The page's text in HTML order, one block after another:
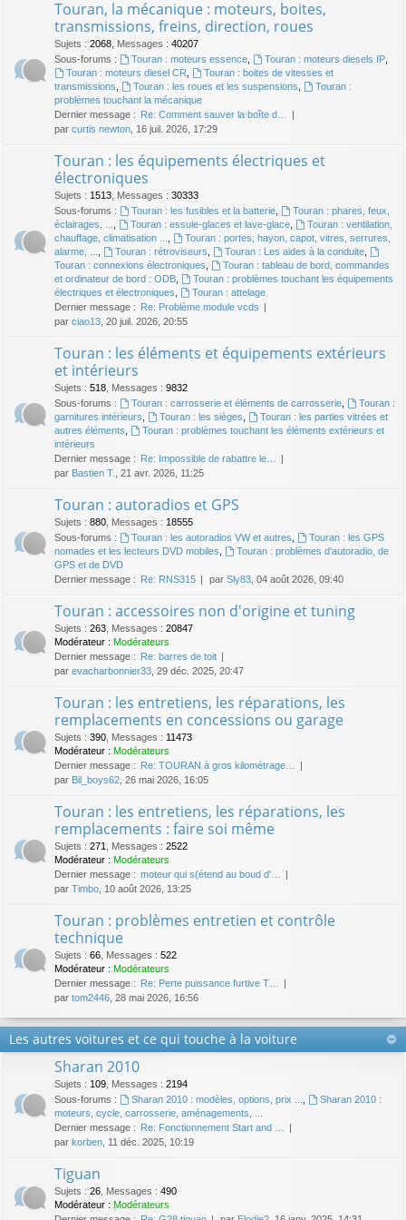
Touran, la mécanique : moteurs, boites,
transmissions, freins, direction, roues
Sujets : 2068 Messages : 40207
Sous-forums :
Touran : moteurs essence, Touran : moteurs diesels IP,
Touran : moteurs diesel CR
Touran : boites de vitesses et
transmissions
Touran : les roues et les suspensions
Touran :
problèmes touchant la mécanique
Dernier message :
Re: Comment sauver la boîte d…
par curtis newton , 16 juil. 2026, 17:29
Touran : les équipements électriques et
électroniques
Sujets : 1513 Messages : 30333
Sous-forums :
Touran : les fusibles et la batterie,
Touran : phares, feux,
éclairages, ...
Touran : essuie-glaces et lave-glace,
Touran : ventilation,
chauffage, climatisation ...
Touran : portes, hayon, capot, vitres, serrures,
alarme, ...
Touran : rétroviseurs Touran : Les aides à la conduite,
Touran : connexions électroniques
Touran : tableau de bord, commandes
et ordinateur de bord : ODB
Touran : problèmes touchant les équipements
électriques et électroniques
Touran : attelage
Dernier message :
Re: Problème module vcds
par ciao13 , 20 juil. 2026, 20:55
Touran : les éléments et équipements extérieurs
et intérieurs
Sujets : 518 Messages : 9832
Sous-forums :
Touran : carrosserie et éléments de carrosserie,
Touran :
garnitures intérieurs
Touran : les sièges
Touran : les parties vitrées et
autres éléments
Touran : problèmes touchant les éléments extérieurs et
intérieurs
Dernier message :
Re: Impossible de rabattre le…
par Bastien T. , 21 avr. 2026, 11:25
Touran : autoradios et GPS
Sujets : 880 Messages : 18555
Sous-forums :
Touran : les autoradios VW et autres
Touran : les GPS
nomades et les lecteurs DVD mobiles
Touran : problèmes d'autoradio, de
GPS et de DVD
Dernier message :
Re: RNS315 par Sly83 , 04 août 2026, 09:40
Touran : accessoires non d'origine et tuning
Sujets : 263 Messages : 20847
Modérateur : Modérateurs
Dernier message :
Re: barres de toit
par evacharbonnier33 , 29 déc. 2025, 20:47
Touran : les entretiens, les réparations, les
remplacements en concessions ou garage
Sujets : 390 Messages : 11473
Modérateur : Modérateurs
Dernier message :
Re: TOURAN à gros kilométrage…
par Bil_boys62 , 26 mai 2026, 16:05
Touran : les entretiens, les réparations, les
remplacements : faire soi même
Sujets : 271 Messages : 2522
Modérateur : Modérateurs
Dernier message : moteur qui s(étend au boud d'…
par Timbo , 10 août 2026, 13:25
Touran : problèmes entretien et contrôle
technique
Sujets : 66 Messages : 522
Modérateur : Modérateurs
Dernier message :
Re: Perte puissance furtive T…
par tom2446 , 28 mai 2026, 16:56
Les autres voitures et ce qui touche à la voiture
Sharan 2010
Sujets : 109 Messages : 2194
Sous-forums :
Sharan 2010 : modèles, options, prix ...
Sharan 2010 :
moteurs, cycle, carrosserie, aménagements, ...
Dernier message :
Re: Fonctionnement Start and …
par korben , 11 déc. 2025, 10:19
Tiguan
Sujets : 26 Messages : 490
Modérateur : Modérateurs